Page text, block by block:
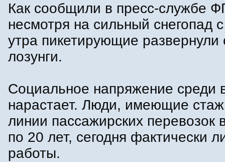
Как сообщили в пресс-службе
несмотря на сильный снегопад
утра пикетирующие развернули
лозунги.
Социальное напряжение среди
нарастает. Люди, имеющие
линии пассажирских перевозок
по 20 лет, сегодня фактически
работы.